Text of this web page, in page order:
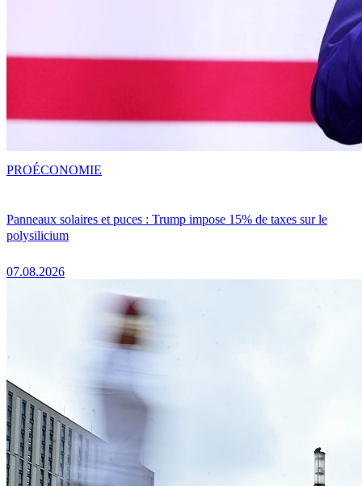
Panneaux solaires et puces : Trump impose 15% de taxes sur le
polysilicium
07.08.2026
PROÉCONOMIE